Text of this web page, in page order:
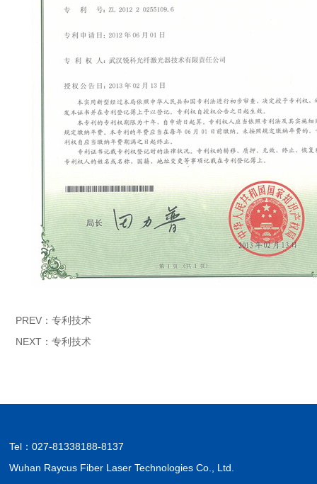
PREV：专利技术
NEXT：专利技术
Tel：027-81338188-8137
Wuhan Raycus Fiber Laser Technologies Co., Ltd.